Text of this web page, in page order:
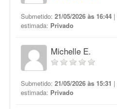
Submetido: 21/05/2026 às 16:44 |
estimada: Privado
Michelle E.
Submetido: 21/05/2026 às 15:31 |
estimada: Privado